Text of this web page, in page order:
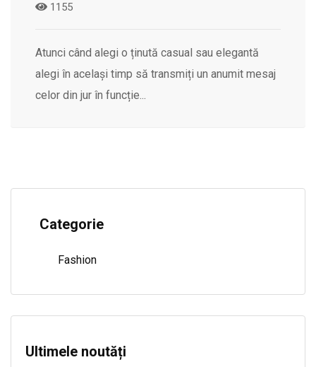
1155
Atunci când alegi o ținută casual sau elegantă
alegi în același timp să transmiți un anumit mesaj
celor din jur în funcție...
Categorie
Fashion
Ultimele noutăți